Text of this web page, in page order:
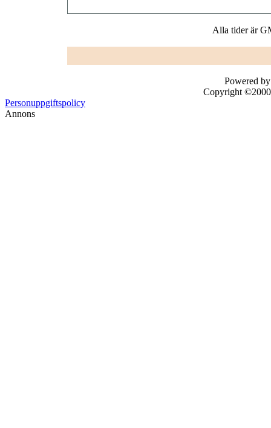
Alla tider är
Powered
Copyright ©2000
Personuppgiftspolicy
Annons